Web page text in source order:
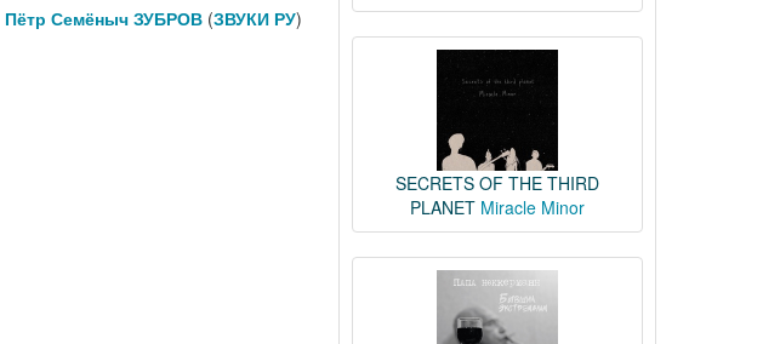
Пётр Семёныч ЗУБРОВ(ЗВУКИ РУ)
SECRETS OF THE THIRD
PLANET Miracle Minor